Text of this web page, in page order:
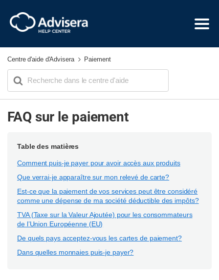
Centre d'aide d'Advisera Paiement
Search
FAQ sur le paiement
Table des matières
Comment puis-je payer pour avoir accès aux produits
Que verrai-je apparaître sur mon relevé de carte?
Est-ce que la paiement de vos services peut être considéré
comme une dépense de ma société déductible des impôts?
TVA (Taxe sur la Valeur Ajoutée) pour les consommateurs
de l’Union Européenne (EU)
De quels pays acceptez-vous les cartes de paiement?
Dans quelles monnaies puis-je payer?